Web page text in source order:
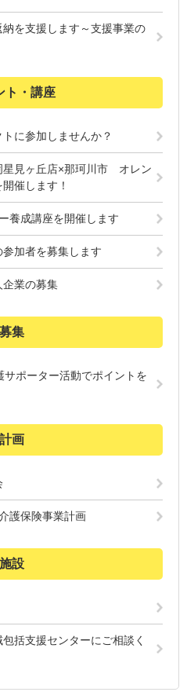
を支援します～支援事業の
ト・講座
に参加しませんか？
星見ヶ丘店×那珂川市 オレン
催します！
養成講座を開催します
加者を募集します
企業の募集
募集
サポーター活動でポイントを
計画
護保険事業計画
施設
括支援センターにご相談く